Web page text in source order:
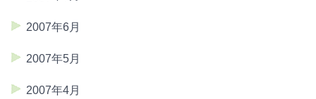
2007年6月
2007年5月
2007年4月